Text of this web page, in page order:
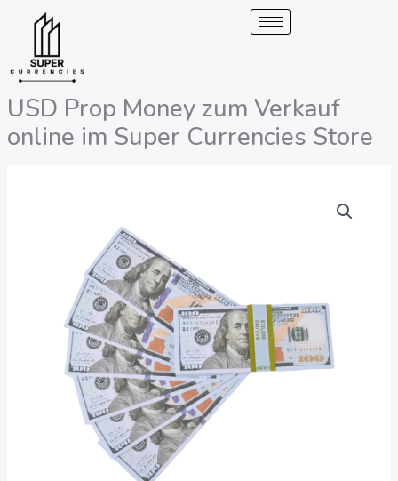
Überspringen
USD Prop Money zum Verkauf
online im Super Currencies Store
Preisspanne:
bis
2.050,00
€
Currencies